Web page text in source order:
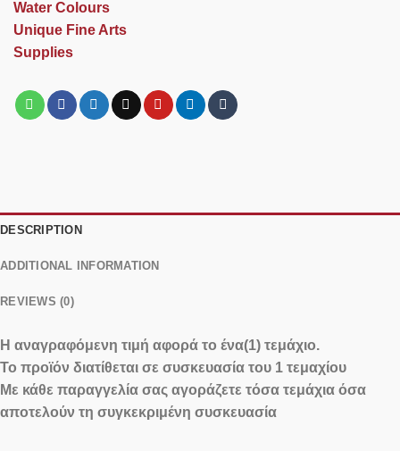
DESCRIPTION
ADDITIONAL INFORMATION
REVIEWS (0)
Η αναγραφόμενη τιμή αφορά το ένα(1) τεμάχιο.
Το προϊόν διατίθεται σε συσκευασία του 1 τεμαχίου
Με κάθε παραγγελία σας αγοράζετε τόσα τεμάχια όσα
αποτελούν τη συγκεκριμένη συσκευασία